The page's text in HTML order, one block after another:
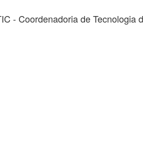
- Coordenadoria de Tecnologia